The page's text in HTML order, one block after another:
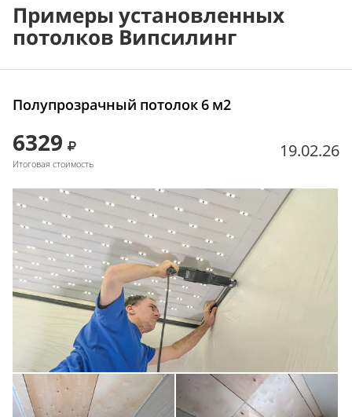
Примеры установленных
потолков Випсилинг
Полупрозрачный потолок 6 м2
6329
Итоговая стоимость
19.02.26